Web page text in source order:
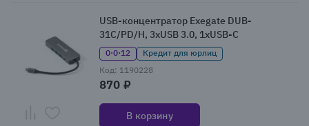
USB-концентратор Exegate DUB-
31C/PD/H, 3xUSB 3.0, 1xUSB-C
0·0·12
Кредит для юрлиц
Код: 1190228
870 ₽
В корзину